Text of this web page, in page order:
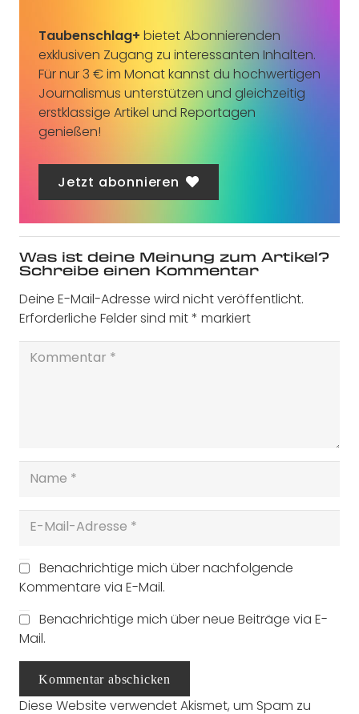
Taubenschlag+ bietet Abonnierenden
exklusiven Zugang zu interessanten Inhalten.
Für nur 3 € im Monat kannst du hochwertigen
Journalismus unterstützen und gleichzeitig
erstklassige Artikel und Reportagen
genießen!
Jetzt abonnieren
Was ist deine Meinung zum Artikel?
Schreibe einen Kommentar
Deine E-Mail-Adresse wird nicht veröffentlicht.
Erforderliche Felder sind mit* markiert
Benachrichtige mich über nachfolgende
Kommentare via E-Mail.
Benachrichtige mich über neue Beiträge via E-
Mail.
Kommentar abschicken
Diese Website verwendet Akismet, um Spam zu